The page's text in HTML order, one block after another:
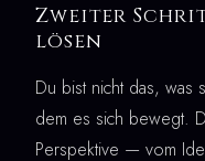
Zweiter
lösen
Du bist nicht das,
dem es sich bewegt.
Perspektive — vom